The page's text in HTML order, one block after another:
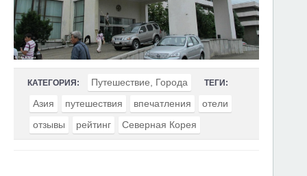
КАТЕГОРИЯ: Путешествие, Города ТЕГИ:
Азия путешествия впечатления
отели
отзывы
рейтинг Северная Корея